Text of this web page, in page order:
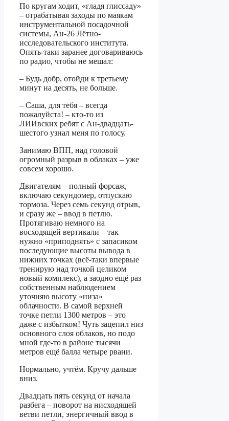
По кругам ходит, «гладя глиссаду»
– отрабатывая заходы по маякам
инструментальной посадочной
системы, Ан-26 Лётно-
исследовательского института.
Опять-таки заранее договариваюсь
по радио, чтобы не мешал:
– Будь добр, отойди к третьему
минут на десять, не больше.
– Саша, для тебя – всегда
пожалуйста! – кто-то из
ЛИИвских ребят с Ан-двадцать-
шестого узнал меня по голосу.
Занимаю ВПП, над головой
огромный разрыв в облаках – уже
совсем хорошо.
Двигателям – полный форсаж,
включаю секундомер, отпускаю
тормоза. Через семь секунд отрыв,
и сразу же – ввод в петлю.
Протягиваю немного на
восходящей вертикали – так
нужно «приподнять» с запасиком
последующие высоты вывода в
нижних точках (всё-таки впервые
тренирую над точкой целиком
новый комплекс), а заодно ещё раз
собственным наблюдением
уточняю высоту «низа»
облачности. В самой верхней
точке петли 1300 метров – это
даже с избытком! Чуть зацепил низ
основного слоя облаков, но подо
мной где-то в районе тысячи
метров ещё балла четыре рвани.
Нормально, учтём. Кручу дальше
вниз.
Двадцать пять секунд от начала
разбега – поворот на нисходящей
ветви петли, энергичный ввод в